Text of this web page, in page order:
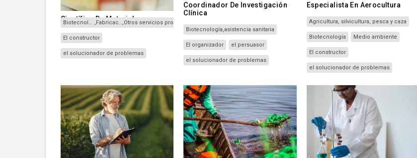
Científico De Materiales
Biotecnología , Fabricación,
El constructor
el solucionador de problemas
Coordinador De Investigación
Clínica
Biotecnología ,asistencia sanitaria
El organizador el persuasor
el solucionador de problemas
Especialista En Aerocultura
Agricultura, silvicultura, pesca y caza
Biotecnología Medio ambiente
El constructor
el solucionador de problemas